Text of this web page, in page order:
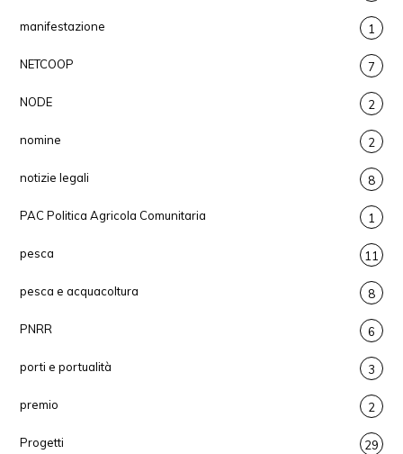
manifestazione 1
NETCOOP 7
NODE 2
nomine 2
notizie legali 8
PAC Politica Agricola Comunitaria 1
pesca 11
pesca e acquacoltura 8
PNRR 6
porti e portualità 3
premio 2
Progetti 29